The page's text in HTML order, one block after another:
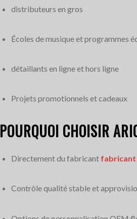
distributeurs en gros
Écoles de musique et programmes
détaillants en ligne et hors ligne
Projets promotionnels et cadeaux
POURQUOI CHOISIR
Directement du fabricant fabricant
Contrôle qualité stable et